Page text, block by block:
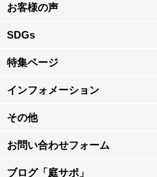
お客様の声
SDGs
特集ページ
インフォメーション
その他
お問い合わせフォーム
ブログ「庭サポ」